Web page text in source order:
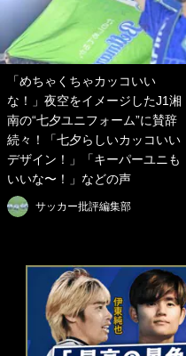
「めちゃくちゃカッコいい
な！」夜空をイメージしたJ1湘
南の“七夕ユニフォーム”に賛辞
続々！「七夕らしいカッコいい
デザイン！」「キーパーユニも
いいな〜！」などの声
サッカー批評編集部